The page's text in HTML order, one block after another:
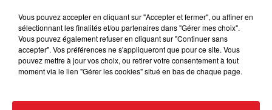
WINGLES: UN JEUNE PERD LA VIE, NOYÉ À
Vous pouvez accepter en cliquant sur "Accepter et fermer", ou affiner en
sélectionnant les finalités et/ou partenaires dans "Gérer mes choix".
Vous pouvez également refuser en cliquant sur "Continuer sans
accepter". Vos préférences ne s'appliqueront que pour ce site. Vous
pouvez mettre à jour vos choix, ou retirer votre consentement à tout
moment via le lien "Gérer les cookies" situé en bas de chaque page.